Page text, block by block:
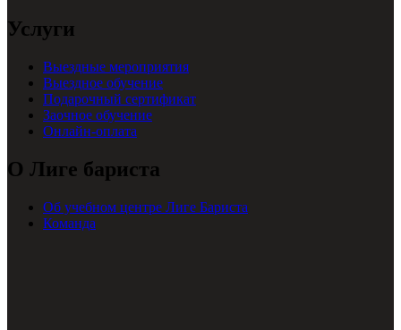
Услуги
Выездные мероприятия
Выездное обучение
Подарочный сертификат
Заочное обучение
Онлайн-оплата
О Лиге бариста
Об учебном центре Лиге Бариста
Команда